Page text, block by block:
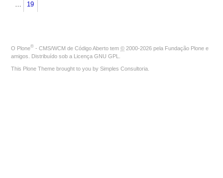
… 19
O Plone® - CMS/WCM de Código Aberto tem © 2000-2026 pela Fundação Plone e
amigos. Distribuído sob a Licença GNU GPL
This Plone Theme brought to you by Simples Consultoria